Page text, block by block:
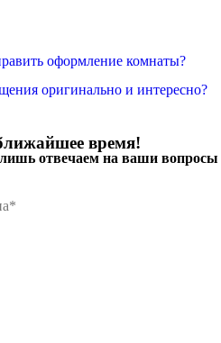
оформление комнаты?
оригинально и интересно?
время!
отвечаем на ваши вопросы